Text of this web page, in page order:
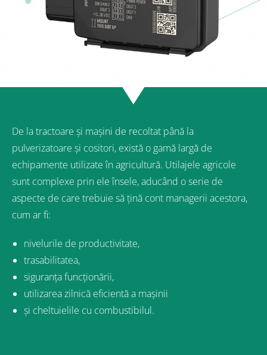
De la tractoare și mașini de recoltat până la
pulverizatoare și cositori, există o gamă largă de
echipamente utilizate în agricultură. Utilajele agricole
sunt complexe prin ele însele, aducând o serie de
aspecte de care trebuie să țină cont managerii acestora,
cum ar fi:
nivelurile de productivitate,
trasabilitatea,
siguranța funcționării,
utilizarea zilnică eficientă a mașinii
și cheltuielile cu combustibilul.